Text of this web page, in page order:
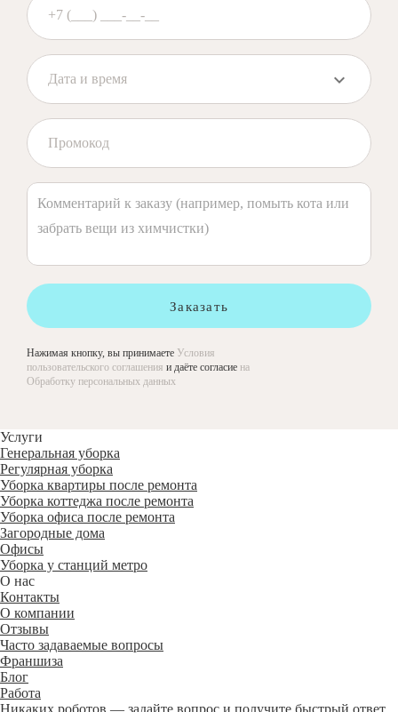
Заказать
Нажимая кнопку, вы принимаете Условия
пользовательского соглашения и даёте согласие на
Обработку персональных данных
Услуги
Генеральная уборка
Регулярная уборка
Уборка квартиры после ремонта
Уборка коттеджа после ремонта
Уборка офиса после ремонта
Загородные дома
Офисы
Уборка у станций метро
О нас
Контакты
О компании
Отзывы
Часто задаваемые вопросы
Франшиза
Блог
Работа
Никаких роботов — задайте вопрос и получите быстрый ответ